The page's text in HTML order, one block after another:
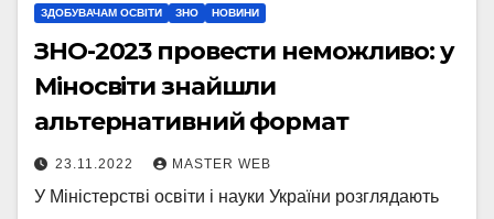
ЗДОБУВАЧАМ ОСВІТИ ЗНО НОВИНИ
ЗНО-2023 провести неможливо: у
Міносвіти знайшли
альтернативний формат
23.11.2022 MASTER WEB
У Міністерстві освіти і науки України розглядають